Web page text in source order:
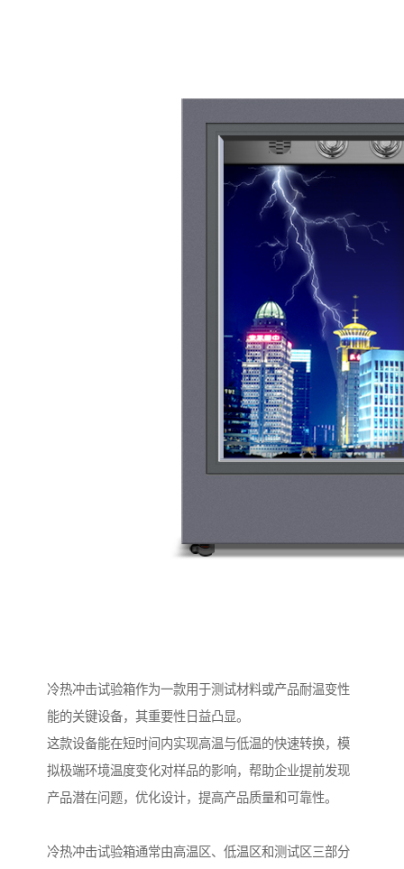
冷热冲击试验箱作为一款用于测试材料或产品耐温变性
能的关键设备，其重要性日益凸显。
这款设备能在短时间内实现高温与低温的快速转换，模
拟极端环境温度变化对样品的影响，帮助企业提前发现
产品潜在问题，优化设计，提高产品质量和可靠性。
冷热冲击试验箱通常由高温区、低温区和测试区三部分